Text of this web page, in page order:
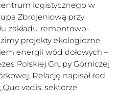
logistycznego w
Zbrojeniową przy
zakładu remontowo-
projekty ekologiczne
energii wód dołowych –
Polskiej Grupy Górniczej
Relację napisał red.
vadis, sektorze